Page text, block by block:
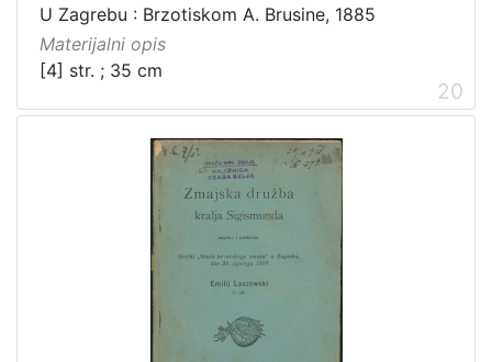
U Zagrebu : Brzotiskom A. Brusine, 1885
Materijalni opis
[4] str. ; 35 cm
20